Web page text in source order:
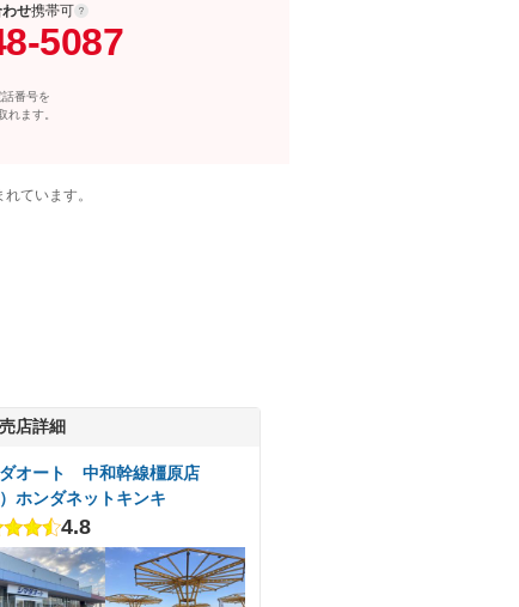
せ携帯可
5087
番号を
れます。
ています。
店詳細
オート 中和幹線橿原店
）ホンダネットキンキ
4.8